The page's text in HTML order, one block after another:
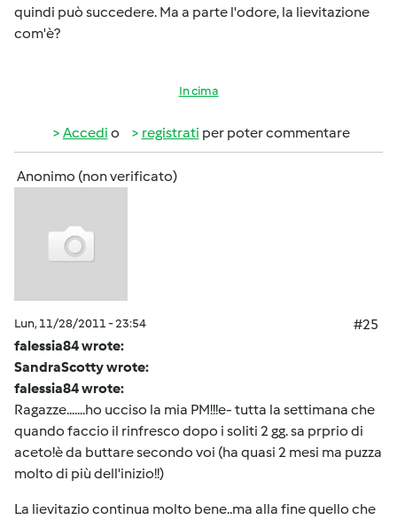
quindi può succedere. Ma a parte l'odore, la lievitazione
com'è?
In cima
Accedi o registrati per poter commentare
Anonimo (non verificato)
Lun, 11/28/2011 - 23:54
#25
falessia84 wrote:
SandraScotty wrote:
falessia84 wrote:
Ragazze.......ho ucciso la mia PM!!!e- tutta la settimana che
quando faccio il rinfresco dopo i soliti 2 gg. sa prprio di
aceto!è da buttare secondo voi (ha quasi 2 mesi ma puzza
molto di più dell'inizio!!)
La lievitazio continua molto bene..ma alla fine quello che